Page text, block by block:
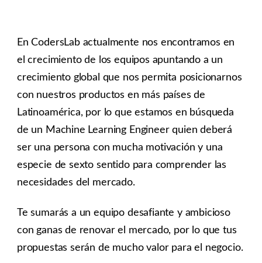
En CodersLab actualmente nos encontramos en
el crecimiento de los equipos apuntando a un
crecimiento global que nos permita posicionarnos
con nuestros productos en más países de
Latinoamérica, por lo que estamos en búsqueda
de un Machine Learning Engineer quien deberá
ser una persona con mucha motivación y una
especie de sexto sentido para comprender las
necesidades del mercado.
Te sumarás a un equipo desafiante y ambicioso
con ganas de renovar el mercado, por lo que tus
propuestas serán de mucho valor para el negocio.